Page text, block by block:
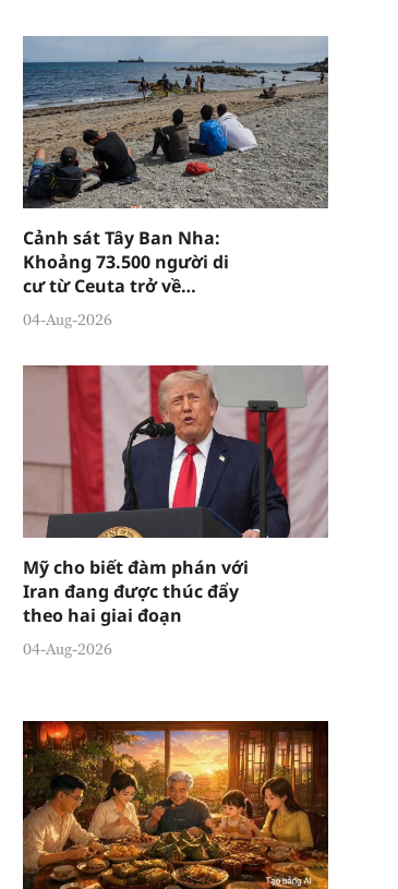
Cảnh sát Tây Ban Nha:
Khoảng 73.500 người di
cư từ Ceuta trở về
Morocco
04-Aug-2026
Mỹ cho biết đàm phán với
Iran đang được thúc đẩy
theo hai giai đoạn
04-Aug-2026